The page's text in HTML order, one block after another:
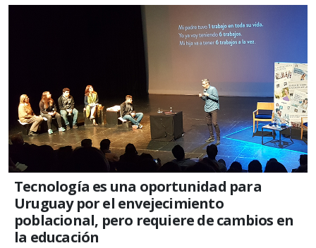
Tecnología es una oportunidad para
Uruguay por el envejecimiento
poblacional, pero requiere de cambios en
la educación